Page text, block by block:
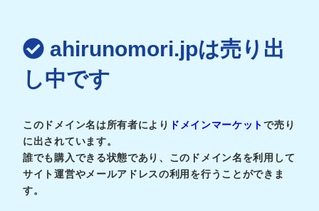
ahirunomori.jpは売り出
し中です
このドメイン名は所有者により ドメインマーケットで売り
に出されています。
誰でも購入できる状態であり、このドメイン名を利用して
サイト運営やメールアドレスの利用を行うことができま
す。